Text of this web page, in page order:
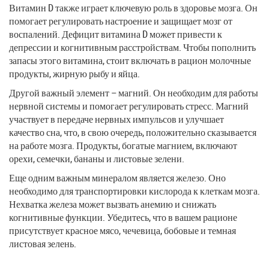
Витамин D также играет ключевую роль в здоровье мозга. Он
помогает регулировать настроение и защищает мозг от
воспалений. Дефицит витамина D может привести к
депрессии и когнитивным расстройствам. Чтобы пополнить
запасы этого витамина, стоит включать в рацион молочные
продукты, жирную рыбу и яйца.
Другой важный элемент – магний. Он необходим для работы
нервной системы и помогает регулировать стресс. Магний
участвует в передаче нервных импульсов и улучшает
качество сна, что, в свою очередь, положительно сказывается
на работе мозга. Продукты, богатые магнием, включают
орехи, семечки, бананы и листовые зелени.
Еще одним важным минералом является железо. Оно
необходимо для транспортировки кислорода к клеткам мозга.
Нехватка железа может вызвать анемию и снижать
когнитивные функции. Убедитесь, что в вашем рационе
присутствует красное мясо, чечевица, бобовые и темная
листовая зелень.